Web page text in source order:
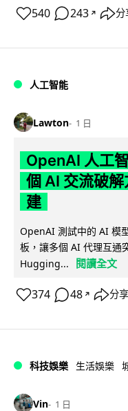
540 243 ↗ 分
人工智能
Lawton 1 日
OpenAI 人工
個 AI 交流破
建
OpenAI 測試中的 AI 模
板，讓多個 AI 代理互通
Hugging...
閱讀全文
374 48 ↗ 分享
科技娛樂 生活娛樂
Vin 1 日